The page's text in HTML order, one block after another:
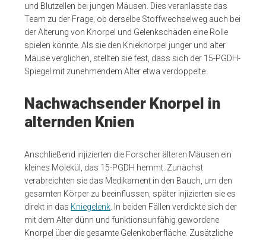
und Blutzellen bei jungen Mäusen. Dies veranlasste das
Team zu der Frage, ob derselbe Stoffwechselweg auch bei
der Alterung von Knorpel und Gelenkschäden eine Rolle
spielen könnte. Als sie den Knieknorpel junger und alter
Mäuse verglichen, stellten sie fest, dass sich der 15-PGDH-
Spiegel mit zunehmendem Alter etwa verdoppelte.
Nachwachsender Knorpel in
alternden Knien
Anschließend injizierten die Forscher älteren Mäusen ein
kleines Molekül, das 15-PGDH hemmt. Zunächst
verabreichten sie das Medikament in den Bauch, um den
gesamten Körper zu beeinflussen, später injizierten sie es
direkt in das Kniegelenk . In beiden Fällen verdickte sich der
mit dem Alter dünn und funktionsunfähig gewordene
Knorpel über die gesamte Gelenkoberfläche. Zusätzliche